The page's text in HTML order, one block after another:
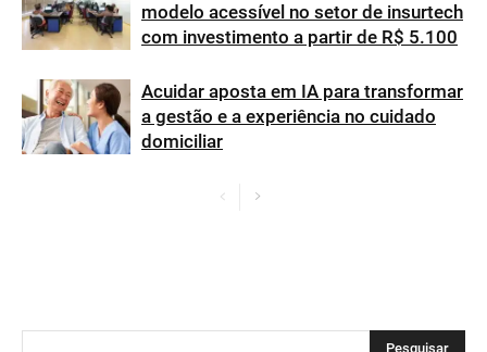
modelo acessível no setor de insurtech
com investimento a partir de R$ 5.100
Acuidar aposta em IA para transformar
a gestão e a experiência no cuidado
domiciliar